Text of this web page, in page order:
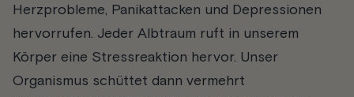
Herzprobleme, Panikattacken und Depressionen
hervorrufen. Jeder Albtraum ruft in unserem
Körper eine Stressreaktion hervor. Unser
Organismus schüttet dann vermehrt